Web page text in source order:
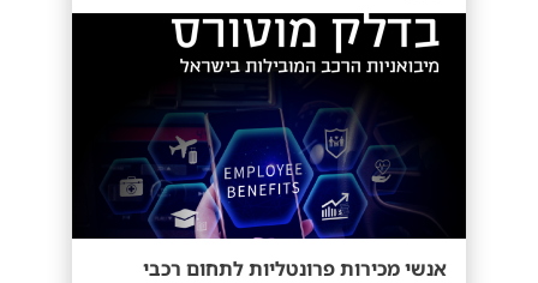
אנשי מכירות פרונטליות לתחום רכבי